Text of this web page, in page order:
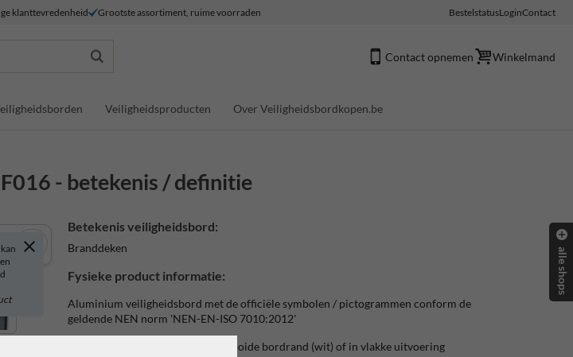
klanttevredenheid Grootste assortiment, ruime voorraden BestelstatusLoginContact
Contact opnemen Winkelmand
Veiligheidsproducten Over Veiligheidsbordkopen.be
- betekenis / definitie
Betekenis veiligheidsbord:
Branddeken
Fysieke product informatie:
Aluminium veiligheidsbord met de officiële symbolen / pictogrammen conform de
geldende NEN norm 'NEN-EN-ISO 7010:2012'
uitvoering met dubbel omgeplooide bordrand (wit) of in vlakke uitvoering
alle shops